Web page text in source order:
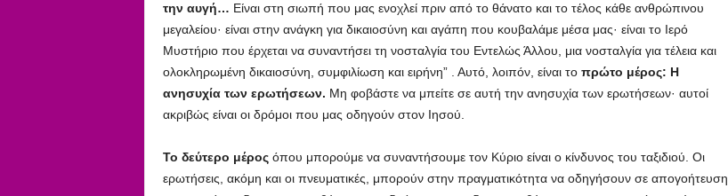
την αυγή… Είναι στη σιωπή που μας ενοχλεί πριν από το θάνατο και το τέλος κάθε ανθρώπινου
μεγαλείου· είναι στην ανάγκη για δικαιοσύνη και αγάπη που κουβαλάμε μέσα μας· είναι το Ιερό
Μυστήριο που έρχεται να συναντήσει τη νοσταλγία του Εντελώς Άλλου, μια νοσταλγία για τέλεια και
ολοκληρωμένη δικαιοσύνη, συμφιλίωση και ειρήνη” . Αυτό, λοιπόν, είναι το πρώτο μέρος: Η
ανησυχία των ερωτήσεων. Μη φοβάστε να μπείτε σε αυτή την ανησυχία των ερωτήσεων· αυτοί
ακριβώς είναι οι δρόμοι που μας οδηγούν στον Ιησού.
Το δεύτερο μέροςόπου μπορούμε να συναντήσουμε τον Κύριο είναι ο κίνδυνος του ταξιδιού. Οι
ερωτήσεις, ακόμη και οι πνευματικές, μπορούν στην πραγματικότητα να οδηγήσουν σε απογοήτευση